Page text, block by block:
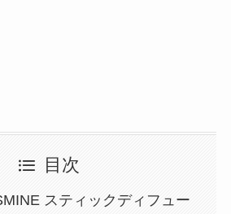
目次
スティックディフュー